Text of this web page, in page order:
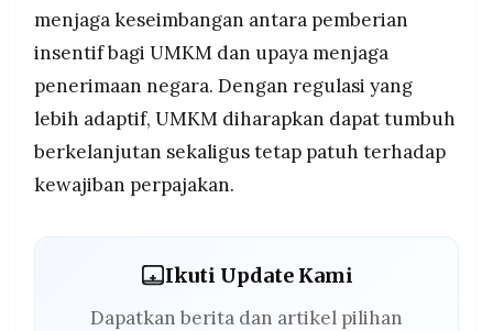
menjaga keseimbangan antara pemberian
insentif bagi UMKM dan upaya menjaga
penerimaan negara. Dengan regulasi yang
lebih adaptif, UMKM diharapkan dapat tumbuh
berkelanjutan sekaligus tetap patuh terhadap
kewajiban perpajakan.
Ikuti Update Kami
Dapatkan berita dan artikel pilihan